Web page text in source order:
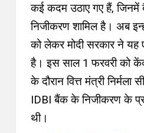
कई कदम उठाए गए हैं, जिनमें
निजीकरण शामिल है। अब
को लेकर मोदी सरकार ने यह
है। इस साल 1 फरवरी को
के दौरान वित्त मंत्री
IDBI बैंक के निजीकरण के
थी।